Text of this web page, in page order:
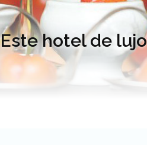
Este hotel de